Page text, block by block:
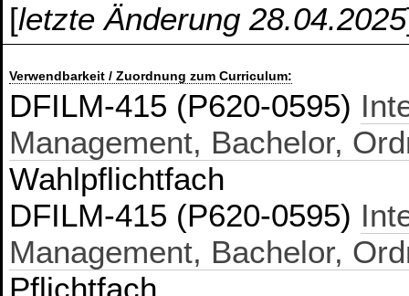
[letzte Änderung 28.04.2025
Verwendbarkeit / Zuordnung zum Curriculum:
DFILM-415 (P620-0595)
Management, Bachelor,
Wahlpflichtfach
DFILM-415 (P620-0595)
Management, Bachelor,
Pflichtfach